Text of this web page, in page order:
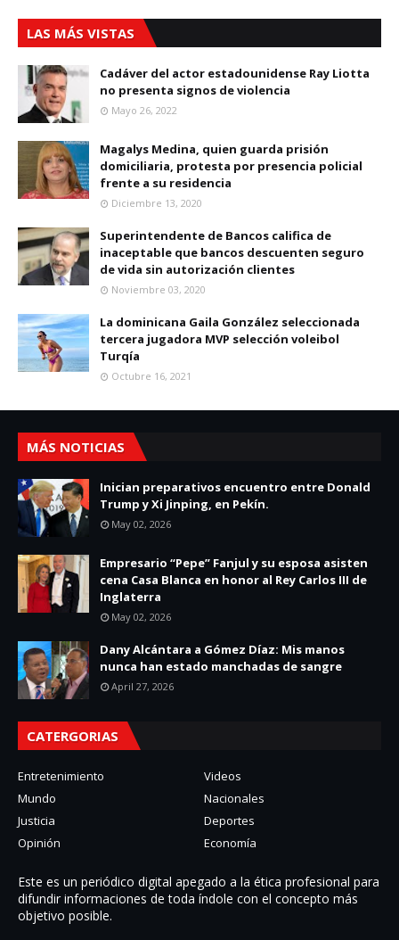
LAS MÁS VISTAS
Cadáver del actor estadounidense Ray Liotta
no presenta signos de violencia
Mayo 26, 2022
Magalys Medina, quien guarda prisión
domiciliaria, protesta por presencia policial
frente a su residencia
Diciembre 13, 2020
Superintendente de Bancos califica de
inaceptable que bancos descuenten seguro
de vida sin autorización clientes
Noviembre 03, 2020
La dominicana Gaila González seleccionada
tercera jugadora MVP selección voleibol
Turqía
Octubre 16, 2021
MÁS NOTICIAS
Inician preparativos encuentro entre Donald
Trump y Xi Jinping, en Pekín.
May 02, 2026
Empresario “Pepe” Fanjul y su esposa asisten
cena Casa Blanca en honor al Rey Carlos III de
Inglaterra
May 02, 2026
Dany Alcántara a Gómez Díaz: Mis manos
nunca han estado manchadas de sangre
April 27, 2026
CATERGORIAS
Entretenimiento
Videos
Mundo
Nacionales
Justicia
Deportes
Opinión
Economía
Este es un periódico digital apegado a la ética profesional para
difundir informaciones de toda í­ndole con el concepto más
objetivo posible.